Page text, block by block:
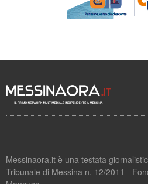
Messinaora.it è una testata
Tribunale di Messina n. 12/2011 -